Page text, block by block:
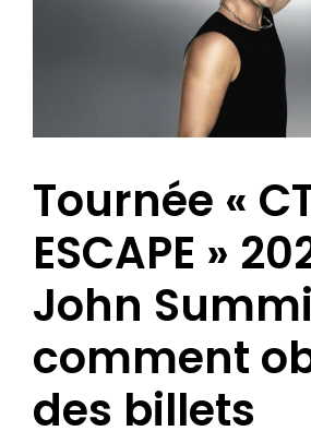
Tournée «
ESCAPE »
John
comment
des billets